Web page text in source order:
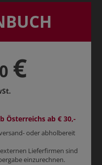
€
Österreichs ab € 30,-
oder abholbereit
Lieferfirmen sind
einzurechnen.